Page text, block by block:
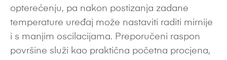
opterećenju, pa nakon postizanja zadane
temperature uređaj može nastaviti raditi mirnije
i s manjim oscilacijama. Preporučeni raspon
površine služi kao praktična početna procjena,